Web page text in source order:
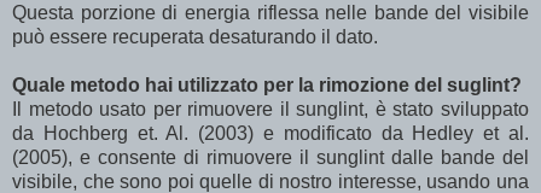
Questa porzione di energia riflessa nelle bande del visibile
può essere recuperata desaturando il dato.
Quale metodo hai utilizzato per la rimozione del suglint?
Il metodo usato per rimuovere il sunglint, è stato sviluppato
da Hochberg et. Al. (2003) e modificato da Hedley et al.
(2005), e consente di rimuovere il sunglint dalle bande del
visibile, che sono poi quelle di nostro interesse, usando una